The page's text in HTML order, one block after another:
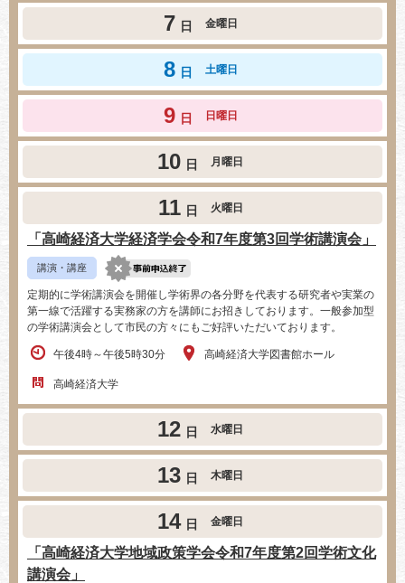
7 日 金曜日
8 日 土曜日
9 日 日曜日
10 日 月曜日
11 日 火曜日
「高崎経済大学経済学会令和7年度第3回学術講演会」
講演・講座
定期的に学術講演会を開催し学術界の各分野を代表する研究者や実業の
第一線で活躍する実務家の方を講師にお招きしております。一般参加型
の学術講演会として市民の方々にもご好評いただいております。
午後4時～午後5時30分 高崎経済大学図書館ホール
高崎経済大学
12 日 水曜日
13 日 木曜日
14 日 金曜日
「高崎経済大学地域政策学会令和7年度第2回学術文化
講演会」